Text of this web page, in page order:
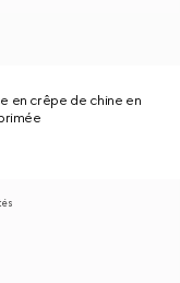
en crêpe de chine en